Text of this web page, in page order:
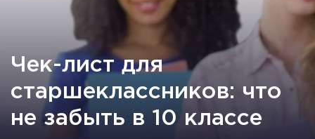
Чек-лист для
старшеклассников: что
не забыть в 10 классе